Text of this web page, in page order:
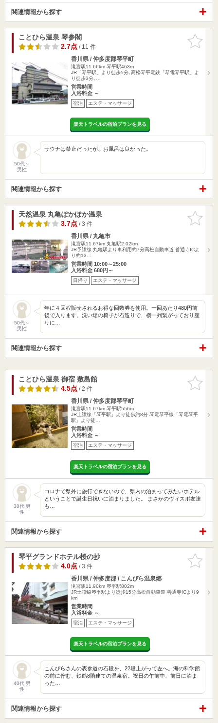
関連情報から探す
お気に入
りに追加
ことひら温泉 琴参閣
2.7点/ 11 件
香川県 / 仲多度郡琴平町
滝宮駅11.66km 琴平駅463m
JR「琴平駅」より徒歩5分､高松琴平電鉄「琴電琴平駅」よ
り徒歩3分､…
営業時間
入浴料金 ～
宿泊 エステ・マッサージ
楽天トラベルの宿泊プランを見る
50代～
男性
サウナは禁止だったが、お風呂は良かった。
関連情報から探す
お気に入
りに追加
天然温泉 丸亀ぽかぽか温泉
3.7点/ 3 件
香川県 / 丸亀市
滝宮駅11.67km 丸亀駅2.02km
JR予讃線 丸亀駅より車利用約7分高松自動車道 善通寺ICよ
り約13…
営業時間 10:00～25:00
入浴料金 680円～
日帰り エステ・マッサージ
50代～
男性
年に４回程販売されるお得な回数券を使用。一回あたり480円前
後で入ります。洗い場の椅子が石造りで、横一列繋がっており座
りに…
関連情報から探す
お気に入
りに追加
ことひら温泉 御宿 敷島館
4.5点/ 2 件
香川県 / 仲多度郡琴平町
滝宮駅11.67km 琴平駅556m
JR土讃線「琴平駅」より徒歩約8分 琴電琴平線「琴電琴平
駅」より徒…
営業時間
入浴料金 ～
宿泊 エステ・マッサージ
楽天トラベルの宿泊プランを見る
30代 男
性
コロナで県外に旅行できないので、県内の泊まってみたいホテル
ということで誕生日祝いに泊まりました。 まさかのヴィスポ友達
も…
関連情報から探す
お気に入
りに追加
琴平グランドホテル桜の抄
4.0点/ 3 件
香川県 / 仲多度郡 / こんぴら温泉郷
滝宮駅11.90km 琴平駅802m
JR土讃線琴平駅より徒歩15分高松自動車道 善通寺ICより9
km
営業時間
入浴料金 ～
宿泊 エステ・マッサージ
楽天トラベルの宿泊プランを見る
40代 男
性
こんぴらさんの表参道の石段を、22段上がって左へ。海の科学館
の前に佇む、鉄筋8階建ての温泉宿。祝日の午前中、前日に泊ま
った…
関連情報から探す